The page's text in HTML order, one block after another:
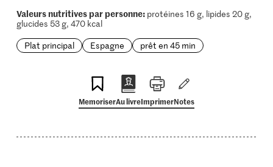
Valeurs nutritives par personne:protéines 16 g, lipides 20 g,
glucides 53 g, 470 kcal
Plat principal
Espagne prêt en 45 min
MemoriserAu livreImprimerNotes